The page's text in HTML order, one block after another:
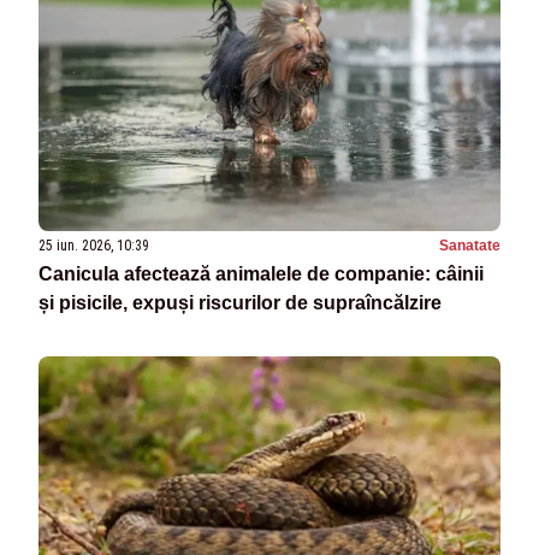
25 iun. 2026, 10:39 Sanatate
Canicula afectează animalele de companie: câinii
și pisicile, expuși riscurilor de supraîncălzire